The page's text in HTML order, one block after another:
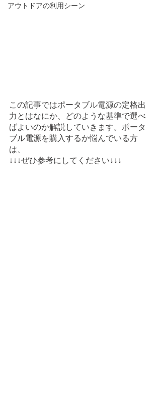
アウトドアの利用シーン
この記事ではポータブル電源の定格出
力とはなにか、どのような基準で選べ
ばよいのか解説していきます。ポータ
ブル電源を購入するか悩んでいる方
は、
↓↓↓ぜひ参考にしてください↓↓↓